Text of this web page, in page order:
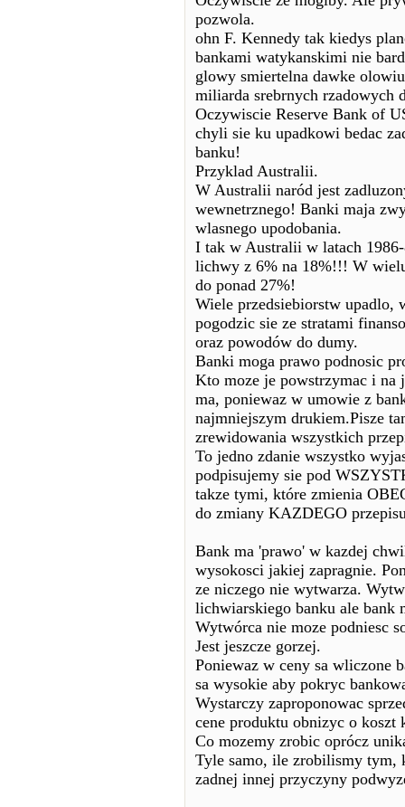
pozwola.
ohn F. Kennedy tak kiedys
bankami watykanskimi nie
glowy smiertelna dawke
miliarda srebrnych rzadowych
Oczywiscie Reserve Bank of
chyli sie ku upadkowi bedac
banku!
Przyklad Australii.
W Australii naród jest
wewnetrznego! Banki maja
wlasnego upodobania.
I tak w Australii w latach
lichwy z 6% na 18%!!! W
do ponad 27%!
Wiele przedsiebiorstw upadlo,
pogodzic sie ze stratami
oraz powodów do dumy.
Banki moga prawo podnosic
Kto moze je powstrzymac i na
ma, poniewaz w umowie z
najmniejszym drukiem.Pisze
zrewidowania wszystkich
To jedno zdanie wszystko
podpisujemy sie pod
takze tymi, które zmienia
do zmiany KAZDEGO
Bank ma 'prawo' w kazdej
wysokosci jakiej zapragnie.
ze niczego nie wytwarza.
lichwiarskiego banku ale bank
Wytwórca nie moze podniesc
Jest jeszcze gorzej.
Poniewaz w ceny sa wliczone
sa wysokie aby pokryc
Wystarczy zaproponowac
cene produktu obnizyc o koszt
Co mozemy zrobic oprócz
Tyle samo, ile zrobilismy tym,
zadnej innej przyczyny